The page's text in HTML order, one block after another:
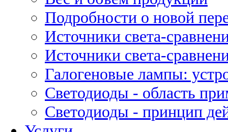
Подробности о новой
Источники света-
Источники света-
Галогеновые лампы:
Светодиоды - область
Светодиоды - принцип